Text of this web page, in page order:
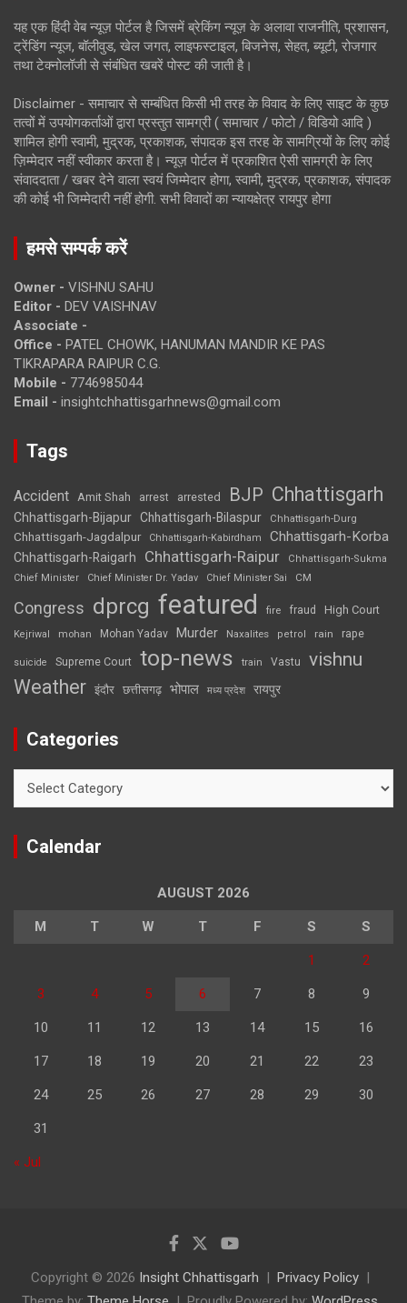
यह एक हिंदी वेब न्यूज़ पोर्टल है जिसमें ब्रेकिंग न्यूज़ के अलावा राजनीति, प्रशासन,
ट्रेंडिंग न्यूज, बॉलीवुड, खेल जगत, लाइफस्टाइल, बिजनेस, सेहत, ब्यूटी, रोजगार
तथा टेक्नोलॉजी से संबंधित खबरें पोस्ट की जाती है।
Disclaimer - समाचार से सम्बंधित किसी भी तरह के विवाद के लिए साइट के कुछ
तत्वों में उपयोगकर्ताओं द्वारा प्रस्तुत सामग्री ( समाचार / फोटो / विडियो आदि )
शामिल होगी स्वामी, मुद्रक, प्रकाशक, संपादक इस तरह के सामग्रियों के लिए कोई
ज़िम्मेदार नहीं स्वीकार करता है। न्यूज़ पोर्टल में प्रकाशित ऐसी सामग्री के लिए
संवाददाता / खबर देने वाला स्वयं जिम्मेदार होगा, स्वामी, मुद्रक, प्रकाशक, संपादक
की कोई भी जिम्मेदारी नहीं होगी. सभी विवादों का न्यायक्षेत्र रायपुर होगा
हमसे सम्पर्क करें
Owner - VISHNU SAHU
Editor - DEV VAISHNAV
Associate -
Office - PATEL CHOWK, HANUMAN MANDIR KE PAS
TIKRAPARA RAIPUR C.G.
Mobile - 7746985044
Email - insightchhattisgarhnews@gmail.com
Tags
Accident Amit Shah arrest arrested BJP Chhattisgarh
Chhattisgarh-Bijapur Chhattisgarh-Bilaspur Chhattisgarh-Durg
Chhattisgarh-Jagdalpur Chhattisgarh-Kabirdham Chhattisgarh-Korba
Chhattisgarh-Raigarh Chhattisgarh-Raipur
Chhattisgarh-Sukma
Chief Minister
Chief Minister Dr. Yadav Chief Minister Sai CM
Congress dprcg featured fire fraud High Court
Kejriwal mohan Mohan Yadav Murder Naxalites petrol rain rape
suicide Supreme Court top-news train Vastu vishnu
Weather इंदौर छत्तीसगढ़ भोपाल मध्य प्रदेश रायपुर
Categories
Calendar
AUGUST 2026
M T W T F S S
1 2
3 4 5 6 7 8 9
10 11 12 13 14 15 16
17 18 19 20 21 22 23
24 25 26 27 28 29 30
31
« Jul
Copyright © 2026 Insight Chhattisgarh
Privacy Policy